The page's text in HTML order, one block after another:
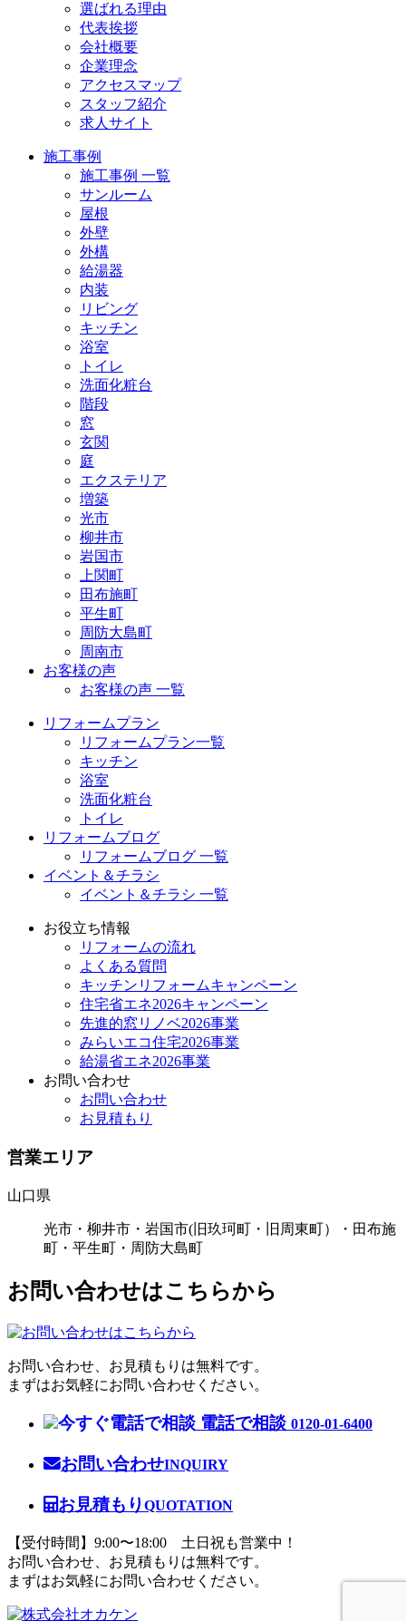
選ばれる理由
代表挨拶
会社概要
企業理念
アクセスマップ
スタッフ紹介
求人サイト
施工事例
施工事例 一覧
サンルーム
屋根
外壁
外構
給湯器
内装
リビング
キッチン
浴室
トイレ
洗面化粧台
階段
窓
玄関
庭
エクステリア
増築
光市
柳井市
岩国市
上関町
田布施町
平生町
周防大島町
周南市
お客様の声
お客様の声 一覧
リフォームプラン
リフォームプラン一覧
キッチン
浴室
洗面化粧台
トイレ
リフォームブログ
リフォームブログ 一覧
イベント＆チラシ
イベント＆チラシ 一覧
お役立ち情報
リフォームの流れ
よくある質問
キッチンリフォームキャンペーン
住宅省エネ2026キャンペーン
先進的窓リノベ2026事業
みらいエコ住宅2026事業
給湯省エネ2026事業
お問い合わせ
お問い合わせ
お見積もり
営業エリア
山口県
光市・柳井市・岩国市(旧玖珂町・旧周東町）・田布施
町・平生町・周防大島町
お問い合わせはこちらから
お問い合わせ、お見積もりは無料です。
まずはお気軽にお問い合わせください。
電話で相談 0120-01-6400
お問い合わせINQUIRY
お見積もり QUOTATION
【受付時間】9:00〜18:00 土日祝も営業中！
お問い合わせ、お見積もりは無料です。
まずはお気軽にお問い合わせください。